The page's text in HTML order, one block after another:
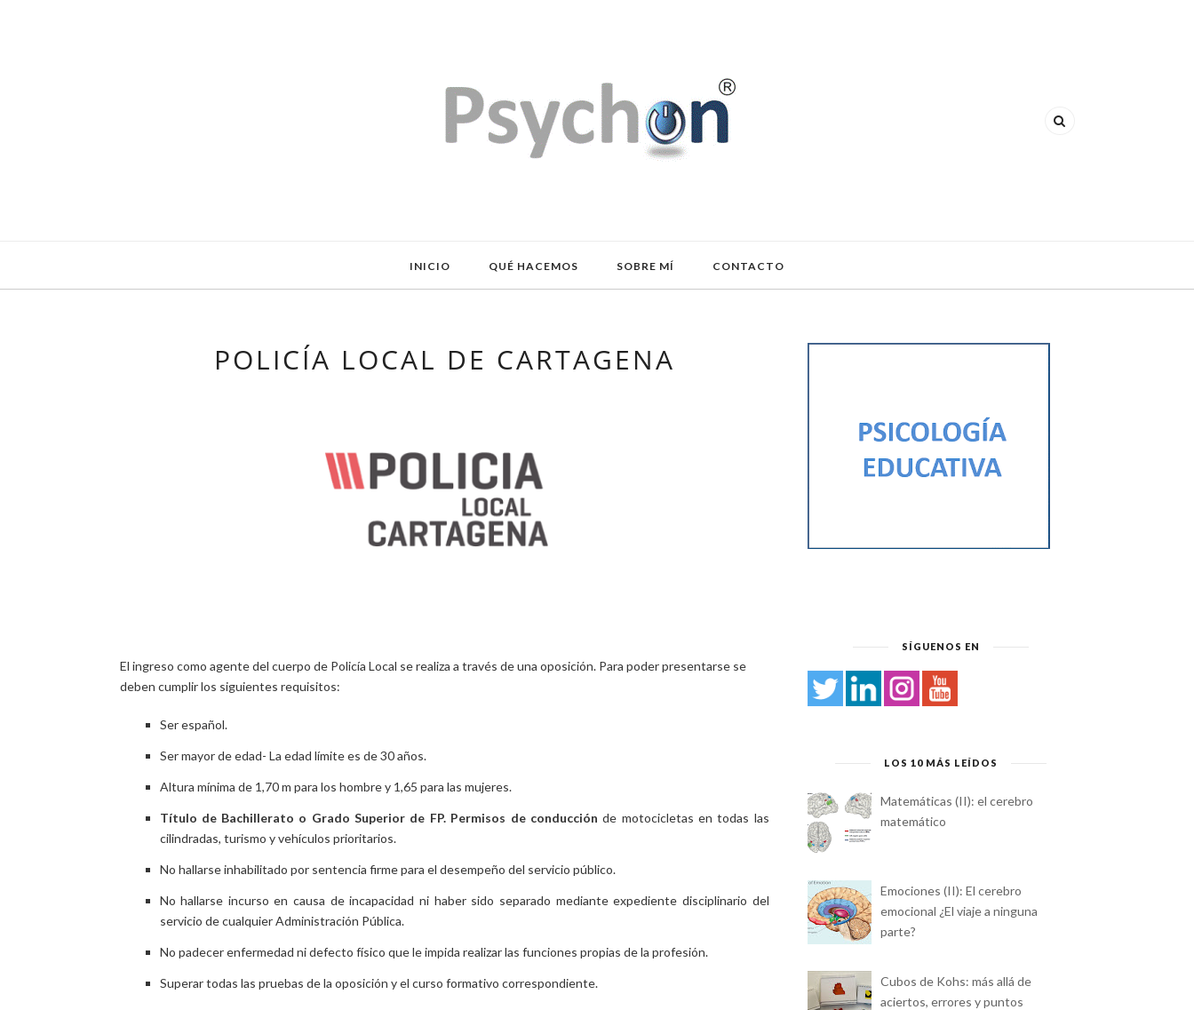
INICIO QUÉ HACEMOS SOBRE MÍ CONTACTO
POLICÍA LOCAL DE CARTAGENA
El ingreso como agente del cuerpo de Policía Local se realiza a través de una oposición. Para poder presentarse se
deben cumplir los siguientes requisitos:
Ser español.
Ser mayor de edad- La edad límite es de 30 años.
Altura mínima de 1,70 m para los hombre y 1,65 para las mujeres.
Título de Bachillerato o Grado Superior de FP. Permisos de conducciónde motocicletas en todas las
cilindradas, turismo y vehículos prioritarios.
No hallarse inhabilitado por sentencia firme para el desempeño del servicio público.
No hallarse incurso en causa de incapacidad ni haber sido separado mediante expediente disciplinario del
servicio de cualquier Administración Pública.
No padecer enfermedad ni defecto físico que le impida realizar las funciones propias de la profesión.
Superar todas las pruebas de la oposición y el curso formativo correspondiente.
SÍGUENOS EN
LOS 10 MÁS LEÍDOS
Matemáticas (II): el cerebro
matemático
Emociones (II): El cerebro
emocional ¿El viaje a ninguna
parte?
Cubos de Kohs: más allá de
aciertos, errores y puntos